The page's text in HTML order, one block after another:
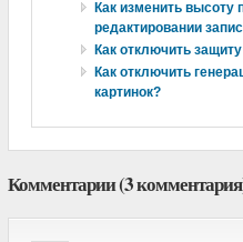
Как изменить высоту
редактировании
Как отключить
Как отключить
картинок?
Комментарии (3